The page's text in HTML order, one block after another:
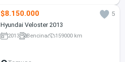
$8.150.000
5
Hyundai Veloster 2013
2013 Bencina 159000 km